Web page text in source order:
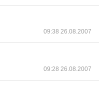
09:38 26.08.2007
09:28 26.08.2007